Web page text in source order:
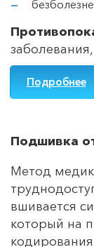
Подробнее
Подшивка
Метод
вшивается
который на